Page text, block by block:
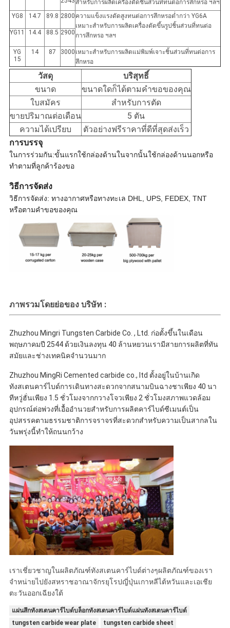
สำหรับการผลิตเครื่องตัดชิ้นส่วนที่ทนต่อการสึกหรอ ฯลฯ
YG8
14.7 89.8 2800 ความแข็งแรงดัดสูงทนต่อการสึกหรอต่ำกว่า YG6A
เหมาะสำหรับการผลิตเครื่องตัดขึ้นรูปชิ้นส่วนที่ทนต่อ
การสึกหรอ ฯลฯ
YG11 14.4 88.5 2900
YG
15
14 87 3000 เหมาะสำหรับการผลิตแม่พิมพ์เจาะชิ้นส่วนที่ทนต่อการ
สึกหรอ
วัสดุ
บริสุทธิ์
ขนาด
ขนาดใดก็ได้ตามคำขอของคุณ
ใบสมัคร
สำหรับการตัด
ขายปริมาณต่อเดือน
5 ตัน
ความได้เปรียบ
ตัวอย่างฟรีราคาที่ดีที่สุดส่งเร็ว
การบรรจุ
ในการร่วมกัน:ขั้นแรกใช้กล่องด้านในจากนั้นใช้กล่องด้านนอกหรือ
ทำตามที่ลูกค้าร้องขอ
วิธีการจัดส่ง
วิธีการจัดส่ง: ทางอากาศหรือทางทะเล DHL, UPS, FEDEX, TNT
หรือตามคำขอของคุณ
ภาพรวมโดยย่อของ บริษัท :
Zhuzhou Mingri Tungsten Carbide Co. , Ltd. ก่อตั้งขึ้นในเดือน
พฤษภาคมปี 2544 ด้วยเงินลงทุน 40 ล้านหยวนเรามีสายการผลิตที่ทัน
สมัยและช่างเทคนิคจำนวนมาก
Zhuzhou MingRi Cemented carbide co., ltd ตั้งอยู่ในบ้านเกิด
ทังสเตนคาร์ไบด์การเดินทางสะดวกจากสนามบินฉางชาเพียง 40 นา
ทีหวู่ฮั่นเพียง 1.5 ชั่วโมงจากกวางโจวเพียง 2 ชั่วโมงสภาพแวดล้อม
อุปกรณ์ต่อพ่วงที่เอื้ออำนวยสำหรับการผลิตคาร์ไบด์ซีเมนต์เป็น
อุปสรรคตามธรรมชาติการจราจรที่สะดวกสำหรับความเป็นสากลใน
วันพรุ่งนี้ทำให้ถนนกว้าง
เราเชี่ยวชาญในผลิตภัณฑ์ทังสเตนคาร์ไบด์ต่างๆผลิตภัณฑ์ของเรา
จำหน่ายไปยังสหราชอาณาจักรยุโรปญี่ปุ่นเกาหลีไต้หวันและเอเชีย
ตะวันออกเฉียงใต้
แผ่นสึกทังสเตนคาร์ไบด์บล็อกทังสเตนคาร์ไบด์แผ่นทังสเตนคาร์ไบด์
tungsten carbide wear plate
tungsten carbide sheet